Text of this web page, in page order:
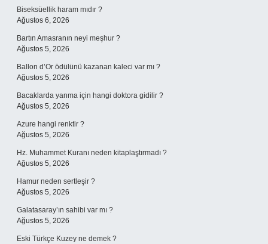
Biseksüellik haram mıdır ?
Ağustos 6, 2026
Bartın Amasranın neyi meşhur ?
Ağustos 5, 2026
Ballon d’Or ödülünü kazanan kaleci var mı ?
Ağustos 5, 2026
Bacaklarda yanma için hangi doktora gidilir ?
Ağustos 5, 2026
Azure hangi renktir ?
Ağustos 5, 2026
Hz. Muhammet Kuranı neden kitaplaştırmadı ?
Ağustos 5, 2026
Hamur neden sertleşir ?
Ağustos 5, 2026
Galatasaray’ın sahibi var mı ?
Ağustos 5, 2026
Eski Türkçe Kuzey ne demek ?